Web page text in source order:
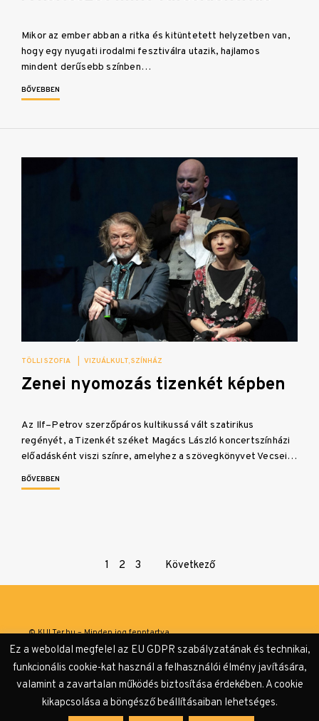
Mikor az ember abban a ritka és kitüntetett helyzetben van,
hogy egy nyugati irodalmi fesztiválra utazik, hajlamos
mindent derűsebb színben…
BŐVEBBEN
TÖLLI SZOFIA VIZUÁLKULT SZÍNHÁZ
Zenei nyomozás tizenkét képben
Az Ilf–Petrov szerzőpáros kultikussá vált szatirikus
regényét, a Tizenkét széket Magács László koncertszínházi
előadásként viszi színre, amelyhez a szövegkönyvet Vecsei…
BŐVEBBEN
1 2 3 Következő
© KULTer.hu – Minden jog fenntartva
Adatvédelmi tájékoztató
Ez a weboldal megfelel az EU GDPR szabályzatának és technikai,
funkcionális cookie-kat használ a felhasználói élmény javítására,
valamint a zavartalan működés biztosítása érdekében. A cookie
kikapcsolása a böngésző beállításaiban lehetséges.